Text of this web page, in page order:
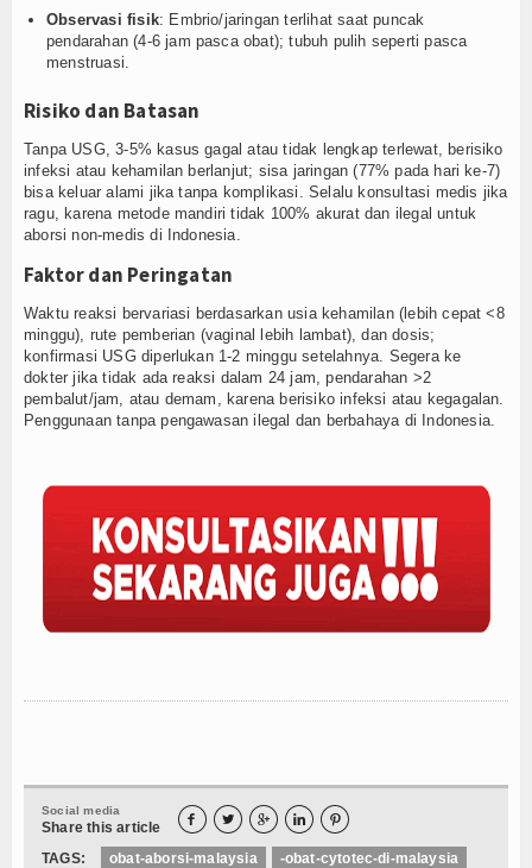
Observasi fisik: Embrio/jaringan terlihat saat puncak
pendarahan (4-6 jam pasca obat); tubuh pulih seperti pasca
menstruasi.
Risiko dan Batasan
Tanpa USG, 3-5% kasus gagal atau tidak lengkap terlewat, berisiko
infeksi atau kehamilan berlanjut; sisa jaringan (77% pada hari ke-7)
bisa keluar alami jika tanpa komplikasi. Selalu konsultasi medis jika
ragu, karena metode mandiri tidak 100% akurat dan ilegal untuk
aborsi non-medis di Indonesia.
Faktor dan Peringatan
Waktu reaksi bervariasi berdasarkan usia kehamilan (lebih cepat <8
minggu), rute pemberian (vaginal lebih lambat), dan dosis;
konfirmasi USG diperlukan 1-2 minggu setelahnya. Segera ke
dokter jika tidak ada reaksi dalam 24 jam, pendarahan >2
pembalut/jam, atau demam, karena berisiko infeksi atau kegagalan.
Penggunaan tanpa pengawasan ilegal dan berbahaya di Indonesia.
Social media
Share this article     
TAGS: obat-aborsi-malaysia
-obat-cytotec-di-malaysia